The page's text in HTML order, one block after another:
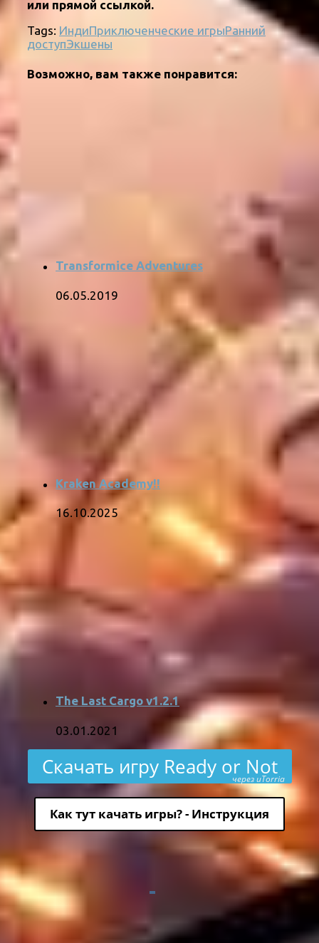
или прямой ссылкой.
Tags: ИндиПриключенческие игрыРанний
доступЭкшены
Возможно, вам также понравится:
Transformice Adventures
06.05.2019
Kraken Academy!!
16.10.2025
The Last Cargo v1.2.1
03.01.2021
Скачать игру Ready or Not
через uTorria
Как тут качать игры? - Инструкция